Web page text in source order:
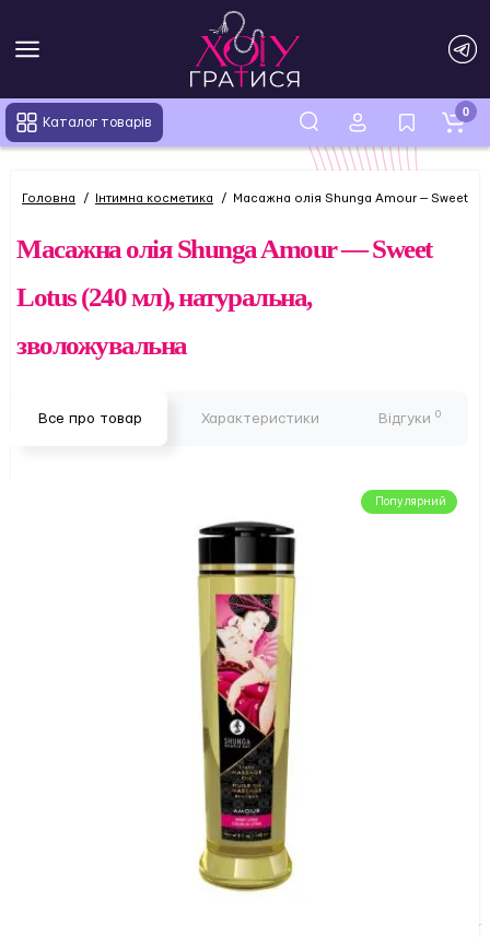
Каталог товарів
0
Головна Інтимна косметика Масажна олія Shunga Amour — Sweet
Масажна олія Shunga Amour — Sweet
Lotus (240 мл), натуральна,
зволожувальна
Все про товар Характеристики Відгуки 0
Популярний